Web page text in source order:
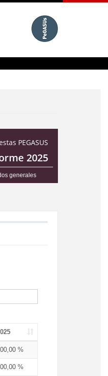
PEGASUS
2025
generales
%
%